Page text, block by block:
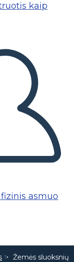
kaip
asmuo
Žemės sluoksnių